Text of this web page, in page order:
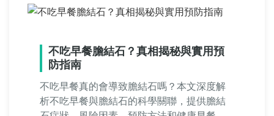
不吃早餐膽結石？真相揭秘與實用預
防指南
不吃早餐真的會導致膽結石嗎？本文深度解
析不吃早餐與膽結石的科學關聯，提供膽結